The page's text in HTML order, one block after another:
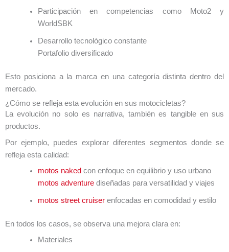
Participación en competencias como Moto2 y
WorldSBK
Desarrollo tecnológico constante
Portafolio diversificado
Esto posiciona a la marca en una categoría distinta dentro del
mercado.
¿Cómo se refleja esta evolución en sus motocicletas?
La evolución no solo es narrativa, también es tangible en sus
productos.
Por ejemplo, puedes explorar diferentes segmentos donde se
refleja esta calidad:
motos naked con enfoque en equilibrio y uso urbano
motos adventurediseñadas para versatilidad y viajes
motos street cruiserenfocadas en comodidad y estilo
En todos los casos, se observa una mejora clara en:
Materiales